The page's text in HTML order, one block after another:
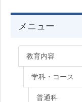
メニュー
教育内容
学科・コース
普通科